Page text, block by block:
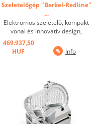
Szeletelőgép "Berkel-Redline"
...
Elektromos szeletelő, kompakt
vonal és innovatív design,
kiemelkedő teljesítmény a
professzionális felszerelésnek
köszönhetően, speciális
krómozott ...
469.937,50
HUF
Info